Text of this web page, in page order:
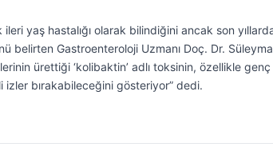
yaş hastalığı olarak bilindiğini ancak son
belirten Gastroenteroloji Uzmanı Doç. Dr.
ürettiği ‘kolibaktin’ adlı toksinin, özellikle
bırakabileceğini gösteriyor” dedi.